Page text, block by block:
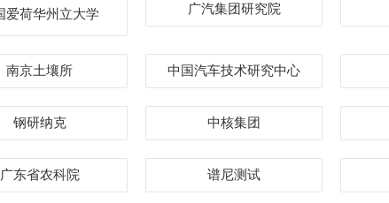
爱荷华州立大学 广汽集团研究院
南京土壤所 中国汽车技术研究中心
钢研纳克 中核集团
广东省农科院 谱尼测试